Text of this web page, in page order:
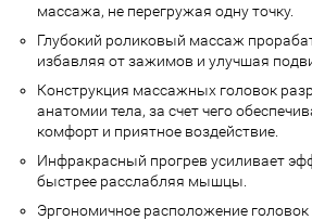
массажа, не перегружая одну точку.
Глубокий роликовый массаж
избавляя от зажимов и улучшая
Конструкция массажных головок
анатомии тела, за счет чего
комфорт и приятное воздействие.
Инфракрасный прогрев усиливает
быстрее расслабляя мышцы.
Эргономичное расположение головок